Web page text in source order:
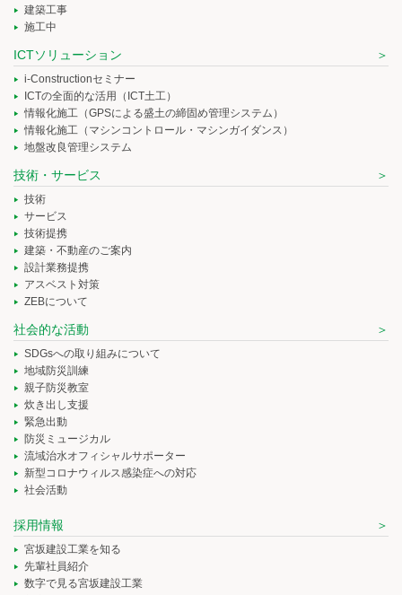
建築工事
施工中
ICTソリューション
i-Constructionセミナー
ICTの全面的な活用（ICT土工）
情報化施工（GPSによる盛土の締固め管理システム）
情報化施工（マシンコントロール・マシンガイダンス）
地盤改良管理システム
技術・サービス
技術
サービス
技術提携
建築・不動産のご案内
設計業務提携
アスベスト対策
ZEBについて
社会的な活動
SDGsへの取り組みについて
地域防災訓練
親子防災教室
炊き出し支援
緊急出動
防災ミュージカル
流域治水オフィシャルサポーター
新型コロナウィルス感染症への対応
社会活動
採用情報
宮坂建設工業を知る
先輩社員紹介
数字で見る宮坂建設工業